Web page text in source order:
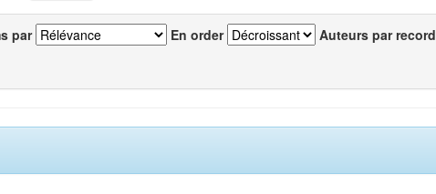
par En order Auteurs par record